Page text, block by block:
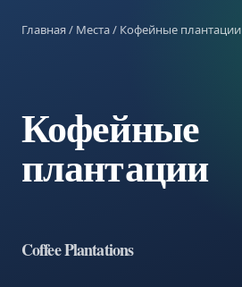
Главная/ Места/ Кофейные плантации
Кофейные
плантации
Coffee Plantations